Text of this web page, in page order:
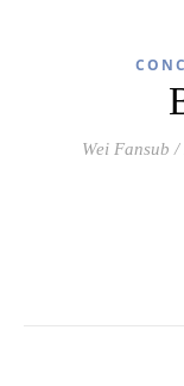
Wei Fansub /